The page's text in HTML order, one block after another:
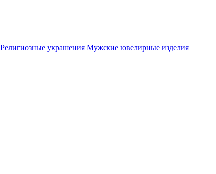
Религиозные украшения Мужские ювелирные изделия